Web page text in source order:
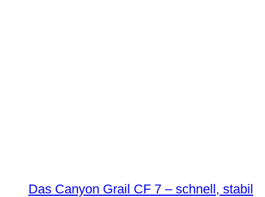
Das Canyon Grail CF 7 – schnell, stabil